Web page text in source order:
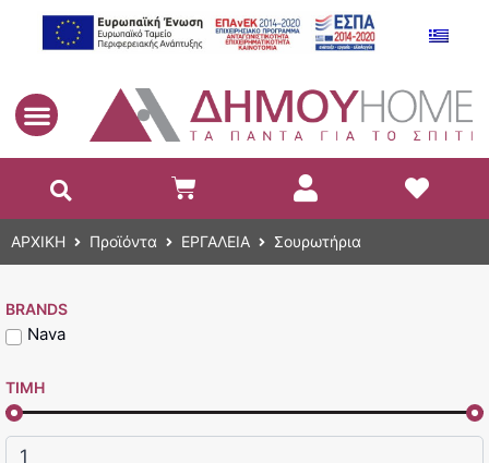
ΑΡΧΙΚΗ Προϊόντα ΕΡΓΑΛΕΙΑ Σουρωτήρια
BRANDS
Nava
ΤΙΜΗ